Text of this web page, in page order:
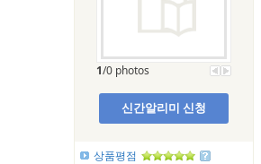
1/0 photos
신간알리미 신청
상품평점